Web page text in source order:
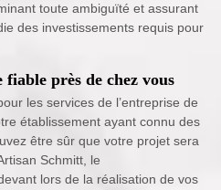
toute ambiguïté et assurant
des investissements requis pour
près de chez vous
les services de l’entreprise de
établissement ayant connu des
être sûr que votre projet sera
Schmitt, le
lors de la réalisation de vos